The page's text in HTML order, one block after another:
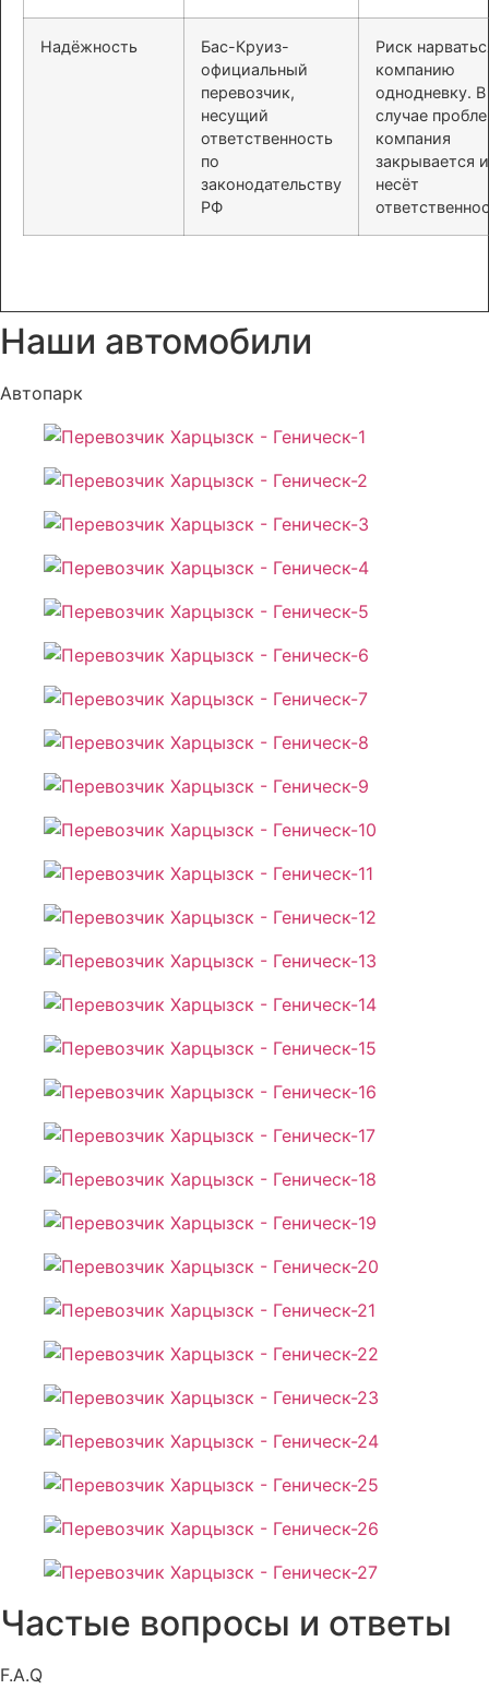
Надёжность
Бас-Круиз-
официальный
перевозчик,
несущий
ответственность
по
законодательству
РФ
Риск
компанию
однодневку. В
случае
компания
закрывается
несёт
Наши автомобили
Автопарк
Частые вопросы и ответы
F.A.Q